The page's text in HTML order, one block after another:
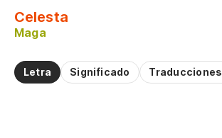
Celesta
Maga
Letra Significado Traducciones
Practicar la pronunciación de